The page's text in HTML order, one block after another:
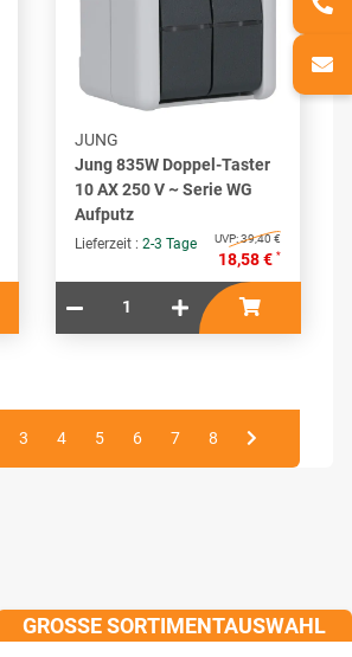
JUNG
Jung 835W Doppel-Taster
10 AX 250 V ~ Serie WG
Aufputz
Lieferzeit : 2-3 Tage UVP:39,40 €
18,58 € *
3 4 5 6 7 8
GROSSE SORTIMENTAUSWAHL